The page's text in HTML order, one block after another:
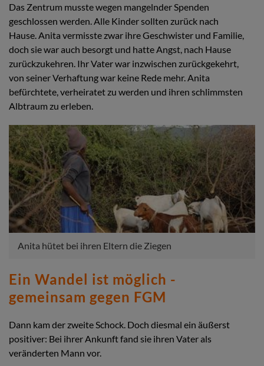
Das Zentrum musste wegen mangelnder Spenden
geschlossen werden. Alle Kinder sollten zurück nach
Hause. Anita vermisste zwar ihre Geschwister und Familie,
doch sie war auch besorgt und hatte Angst, nach Hause
zurückzukehren. Ihr Vater war inzwischen zurückgekehrt,
von seiner Verhaftung war keine Rede mehr. Anita
befürchtete, verheiratet zu werden und ihren schlimmsten
Albtraum zu erleben.
Anita hütet bei ihren Eltern die Ziegen
Ein Wandel ist möglich -
gemeinsam gegen FGM
Dann kam der zweite Schock. Doch diesmal ein äußerst
positiver: Bei ihrer Ankunft fand sie ihren Vater als
veränderten Mann vor.